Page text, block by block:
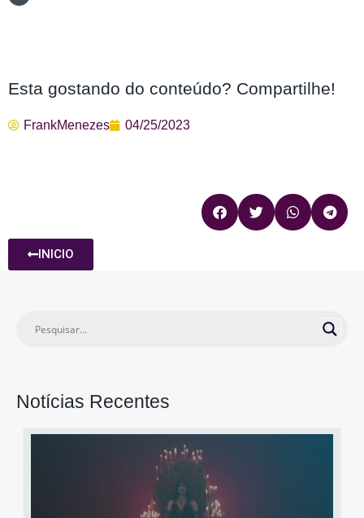
Esta gostando do conteúdo? Compartilhe!
FrankMenezes 04/25/2023
INICIO
Notícias Recentes